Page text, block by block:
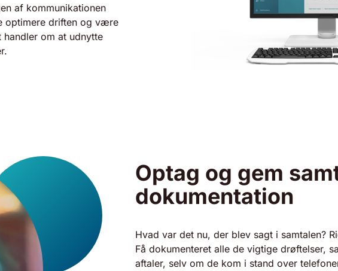
af kommunikationen
optimere driften og være
om at udnytte
Optag og gem
dokumentation
Hvad var det nu, der blev sagt i samtalen?
Få dokumenteret alle de vigtige drøftelser,
aftaler, selv om de kom i stand over